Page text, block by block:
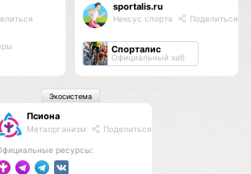
sportalis.ru
Нексус спорта Поделиться
Спорталис
Официальный хаб
Псиона
Метаорганизм Поделиться
ресурсы:
Экосистема